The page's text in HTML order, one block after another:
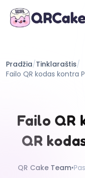
Kainos
Pagalba
Pradžia/Tinklaraštis/
Failo QR kodas kontra
Failo QR
QR
QR Cake Team•